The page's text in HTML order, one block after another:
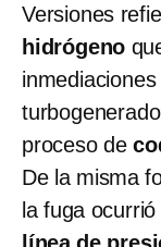
Versiones
hidrógeno
proceso de
De la misma
la fuga